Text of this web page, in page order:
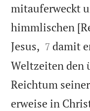
mitauferweckt
himmlischen
Jesus, 

7 damit
Weltzeiten den
Reichtum
erweise in